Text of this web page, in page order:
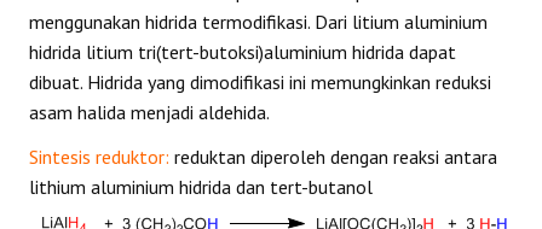
menggunakan hidrida termodifikasi. Dari litium aluminium
hidrida litium tri(tert-butoksi)aluminium hidrida dapat
dibuat. Hidrida yang dimodifikasi ini memungkinkan reduksi
asam halida menjadi aldehida.
Sintesis reduktor: reduktan diperoleh dengan reaksi antara
lithium aluminium hidrida dan tert-butanol